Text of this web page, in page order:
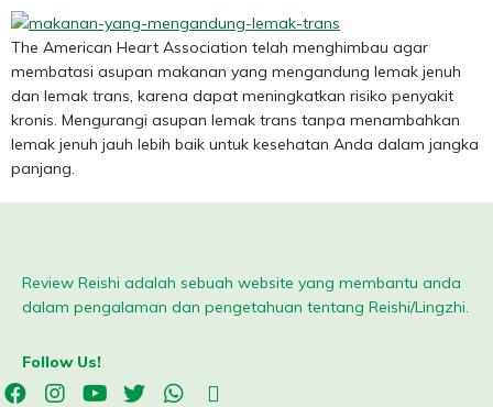
The American Heart Association telah menghimbau agar
membatasi asupan makanan yang mengandung lemak jenuh
dan lemak trans, karena dapat meningkatkan risiko penyakit
kronis. Mengurangi asupan lemak trans tanpa menambahkan
lemak jenuh jauh lebih baik untuk kesehatan Anda dalam jangka
panjang.
Review Reishi adalah sebuah website yang membantu anda
dalam pengalaman dan pengetahuan tentang Reishi/Lingzhi.
Follow Us!